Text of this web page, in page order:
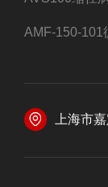
上海市